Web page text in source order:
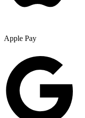
Apple Pay